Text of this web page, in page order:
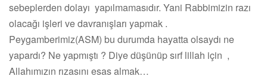
sebeplerden dolayı yapılmamasıdır. Yani Rabbimizin razı
olacağı işleri ve davranışları yapmak .
Peygamberimiz(ASM) bu durumda hayatta olsaydı ne
yapardı? Ne yapmıştı ? Diye düşünüp sırf lillah için ,
Allahımızın rızasını esas almak…